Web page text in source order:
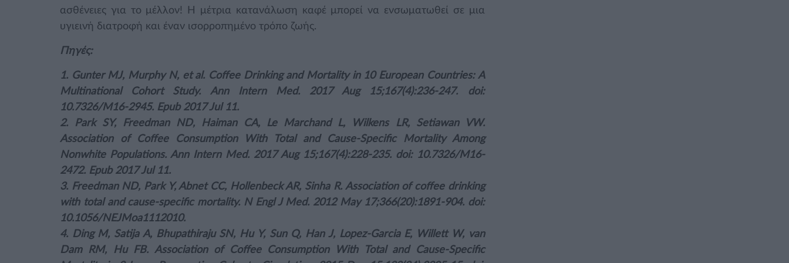
ασθένειες για το μέλλον! Η μέτρια κατανάλωση καφέ μπορεί να ενσωματωθεί σε μια
υγιεινή διατροφή και έναν ισορροπημένο τρόπο ζωής.
Πηγές:
1. Gunter MJ, Murphy N, et al. Coffee Drinking and Mortality in 10 European Countries: A
Multinational Cohort Study. Ann Intern Med. 2017 Aug 15;167(4):236-247. doi:
10.7326/M16-2945. Epub 2017 Jul 11.
2. Park SY, Freedman ND, Haiman CA, Le Marchand L, Wilkens LR, Setiawan VW.
Association of Coffee Consumption With Total and Cause-Specific Mortality Among
Nonwhite Populations. Ann Intern Med. 2017 Aug 15;167(4):228-235. doi: 10.7326/M16-
2472. Epub 2017 Jul 11.
3. Freedman ND, Park Y, Abnet CC, Hollenbeck AR, Sinha R. Association of coffee drinking
with total and cause-specific mortality. N Engl J Med. 2012 May 17;366(20):1891-904. doi:
10.1056/NEJMoa1112010.
4. Ding M, Satija A, Bhupathiraju SN, Hu Y, Sun Q, Han J, Lopez-Garcia E, Willett W, van
Dam RM, Hu FB. Association of Coffee Consumption With Total and Cause-Specific